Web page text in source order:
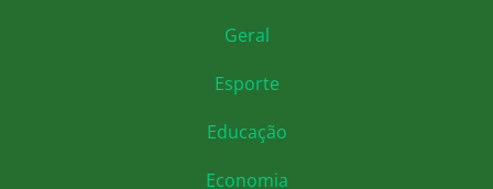
Geral
Esporte
Educação
Economia